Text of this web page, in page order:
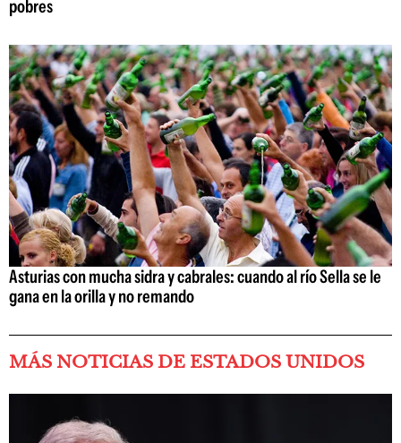
pobres
Asturias con mucha sidra y cabrales: cuando al río Sella se le
gana en la orilla y no remando
MÁS NOTICIAS DE ESTADOS UNIDOS